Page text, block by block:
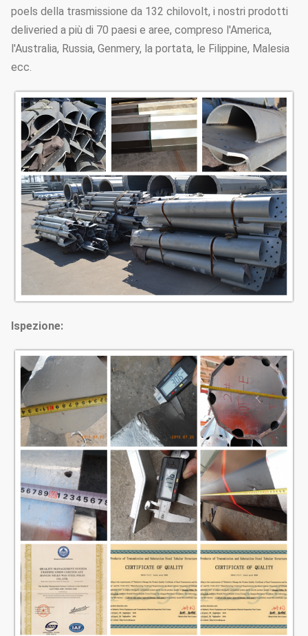
poels della trasmissione da 132 chilovolt, i nostri prodotti
deliveried a più di 70 paesi e aree, compreso l'America,
l'Australia, Russia, Genmery, la portata, le Filippine, Malesia
ecc.
Ispezione: